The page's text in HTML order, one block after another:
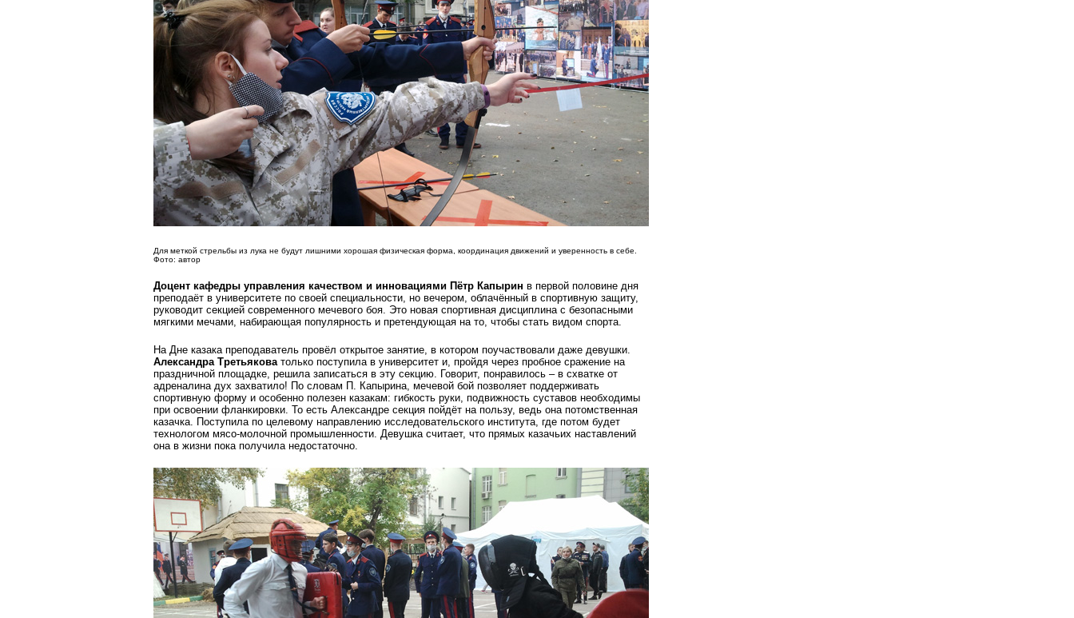
Для меткой стрельбы из лука не будут лишними хорошая физическая форма, координация движений и уверенность в себе.
Фото: автор
Доцент кафедры управления качеством и инновациями Пётр Капырин в первой половине дня
преподаёт в университете по своей специальности, но вечером, облачённый в спортивную защиту,
руководит секцией современного мечевого боя. Это новая спортивная дисциплина с безопасными
мягкими мечами, набирающая популярность и претендующая на то, чтобы стать видом спорта.
На Дне казака преподаватель провёл открытое занятие, в котором поучаствовали даже девушки.
Александра Третьяковатолько поступила в университет и, пройдя через пробное сражение на
праздничной площадке, решила записаться в эту секцию. Говорит, понравилось – в схватке от
адреналина дух захватило! По словам П. Капырина, мечевой бой позволяет поддерживать
спортивную форму и особенно полезен казакам: гибкость руки, подвижность суставов необходимы
при освоении фланкировки. То есть Александре секция пойдёт на пользу, ведь она потомственная
казачка. Поступила по целевому направлению исследовательского института, где потом будет
технологом мясо-молочной промышленности. Девушка считает, что прямых казачьих наставлений
она в жизни пока получила недостаточно.